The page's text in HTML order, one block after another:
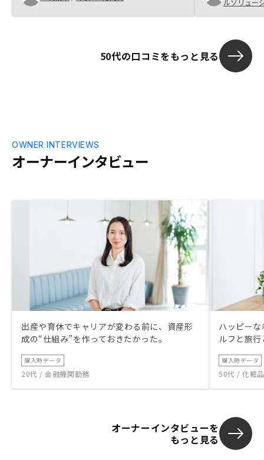
ションを複数提示していただけるとより誠
実に感じられるかなと思います。
トケースが他
とは思えず、
繕積立金、火
どの税金、現
ョンは、購入
ルソリュー
50代の口コミをもっと見る
オーナーインタビュー
OWNER INTERVIEWS
出産や育休でキャリアが変わる前に、資産形
成の“仕組み”を作っておきたかった。
購入時データ
20代 / 金融機関勤務
ハッピー
ルフと旅
購入時データ
50代 / 化粧
オーナーインタビューを
もっと見る